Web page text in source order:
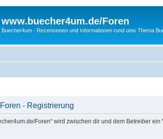
www.buecher4um.de/Foren
Buecher4um - Rezensionen und Informationen rund ums Thema
- Registrierung
Foren“ wird zwischen dir und dem Betreiber